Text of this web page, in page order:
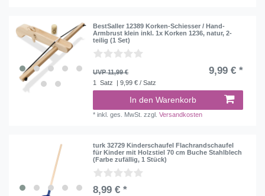
BestSaller 12389 Korken-Schiesser / Hand-
Armbrust klein inkl. 1x Korken 1236, natur, 2-
teilig (1 Set)
UVP 11,99 € 9,99 € *
1 Satz | 9,99 € / Satz
In den Warenkorb
*inkl. ges. MwSt. zzgl.Versandkosten
turk 32729 Kinderschaufel Flachrandschaufel
für Kinder mit Holzstiel 70 cm Buche Stahlblech
(Farbe zufällig, 1 Stück)
8,99 € *